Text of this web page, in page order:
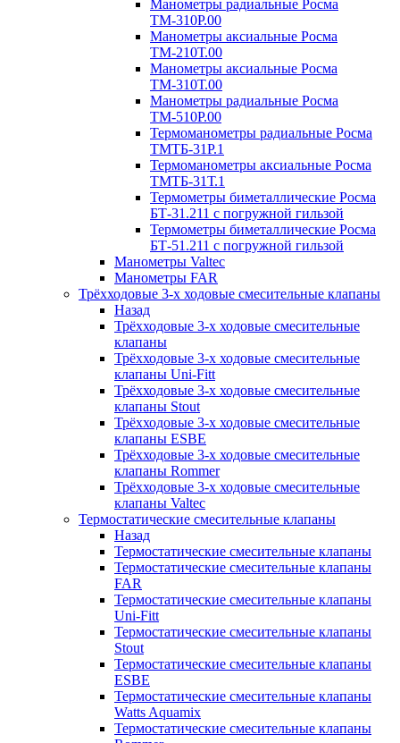
Манометры радиальные Росма
ТМ-310P.00
Манометры аксиальные Росма
ТМ-210Т.00
Манометры аксиальные Росма
ТМ-310Т.00
Манометры радиальные Росма
ТМ-510P.00
Термоманометры радиальные Росма
ТМТБ-31P.1
Термоманометры аксиальные Росма
ТМТБ-31Т.1
Термометры биметаллические Росма
БТ-31.211 с погружной гильзой
Термометры биметаллические Росма
БТ-51.211 с погружной гильзой
Манометры Valtec
Манометры FAR
Трёхходовые 3-х ходовые смесительные клапаны
Назад
Трёхходовые 3-х ходовые смесительные
клапаны
Трёхходовые 3-х ходовые смесительные
клапаны Uni-Fitt
Трёхходовые 3-х ходовые смесительные
клапаны Stout
Трёхходовые 3-х ходовые смесительные
клапаны ESBE
Трёхходовые 3-х ходовые смесительные
клапаны Rommer
Трёхходовые 3-х ходовые смесительные
клапаны Valtec
Термостатические смесительные клапаны
Назад
Термостатические смесительные клапаны
Термостатические смесительные клапаны
FAR
Термостатические смесительные клапаны
Uni-Fitt
Термостатические смесительные клапаны
Stout
Термостатические смесительные клапаны
ESBE
Термостатические смесительные клапаны
Watts Aquamix
Термостатические смесительные клапаны